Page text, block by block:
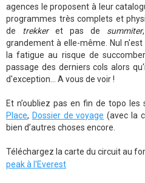
agences le proposent à leur
programmes très complets et
de trekkeret pas de summiter
grandement à elle-même. Nul
la fatigue au risque de
passage des derniers cols alors
d'exception... A vous de voir !
Et n’oubliez pas en fin de topo les
Place, Dossier de voyage (avec la
bien d’autres choses encore.
Téléchargez la carte du circuit au
peak à l'Everest